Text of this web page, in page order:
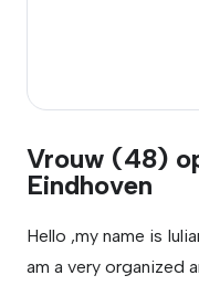
Vrouw (48)
Eindhoven
Hello ,my name is
am a very organized